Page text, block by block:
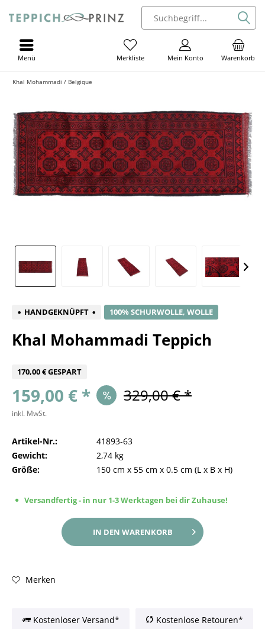
Warenkorb
Mein Konto
Merkliste
Menü
Khal Mohammadi / Belgique
HANDGEKNÜPFT 100% SCHURWOLLE, WOLLE
Khal Mohammadi Teppich
170,00 € GESPART
159,00 € * 329,00 € *
inkl. MwSt.
Artikel-Nr.:
41893-63
Gewicht:
2,74 kg
Größe:
150 cm x 55 cm x 0.5 cm (L x B x H)
Versandfertig - in nur 1-3 Werktagen bei dir Zuhause!
IN DEN WARENKORB
Merken
Kostenloser Versand* Kostenlose Retouren*